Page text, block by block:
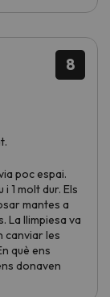
8
poc espai.
1 molt dur. Els
mantes a
La llimpiesa va
canviar les
què ens
donaven